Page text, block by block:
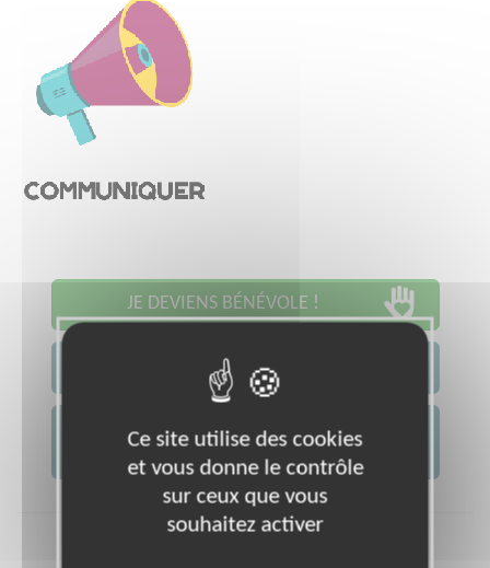
JE DEVIENS BÉNÉVOLE !
JE CONTACTE L'ASSOCIATION
JE FAIS UN DON À
AFM -...
Ce site utilise des cookies
et vous donne le contrôle
sur ceux que vous
souhaitez activer